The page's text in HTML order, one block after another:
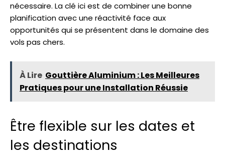
nécessaire. La clé ici est de combiner une bonne
planification avec une réactivité face aux
opportunités qui se présentent dans le domaine des
vols pas chers.
À Lire Gouttière Aluminium : Les Meilleures
Pratiques pour une Installation Réussie
Être flexible sur les dates et
les destinations